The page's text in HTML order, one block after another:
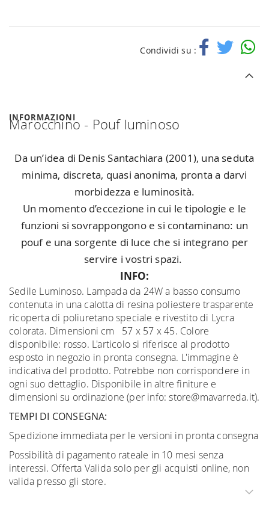
Condividi su :
INFORMAZIONI
Marocchino - Pouf luminoso
Da un’idea di Denis Santachiara (2001), una seduta
minima, discreta, quasi anonima, pronta a darvi
morbidezza e luminosità.
Un momento d’eccezione in cui le tipologie e le
funzioni si sovrappongono e si contaminano: un
pouf e una sorgente di luce che si integrano per
servire i vostri spazi.
INFO:
Sedile Luminoso. Lampada da 24W a basso consumo
contenuta in una calotta di resina poliestere trasparente
ricoperta di poliuretano speciale e rivestito di Lycra
colorata. Dimensioni cm 57 x 57 x 45. Colore
disponibile: rosso. L'articolo si riferisce al prodotto
esposto in negozio in pronta consegna. L'immagine è
indicativa del prodotto. Potrebbe non corrispondere in
ogni suo dettaglio. Disponibile in altre finiture e
dimensioni su ordinazione (per info: store@mavarreda.it).
TEMPI DI CONSEGNA:
Spedizione immediata per le versioni in pronta consegna
Possibilità di pagamento rateale in 10 mesi senza
interessi. Offerta Valida solo per gli acquisti online, non
valida presso gli store.